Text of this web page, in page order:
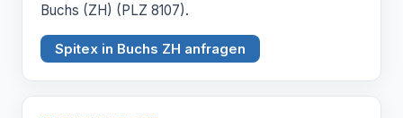
Buchs (ZH) (PLZ 8107).
Spitex in Buchs ZH anfragen